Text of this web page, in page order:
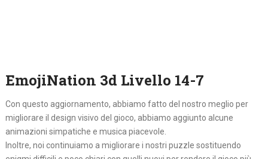
EmojiNation 3d Livello 14-7
Con questo aggiornamento, abbiamo fatto del nostro meglio per
migliorare il design visivo del gioco, abbiamo aggiunto alcune
animazioni simpatiche e musica piacevole.
Inoltre, noi continuiamo a migliorare i nostri puzzle sostituendo